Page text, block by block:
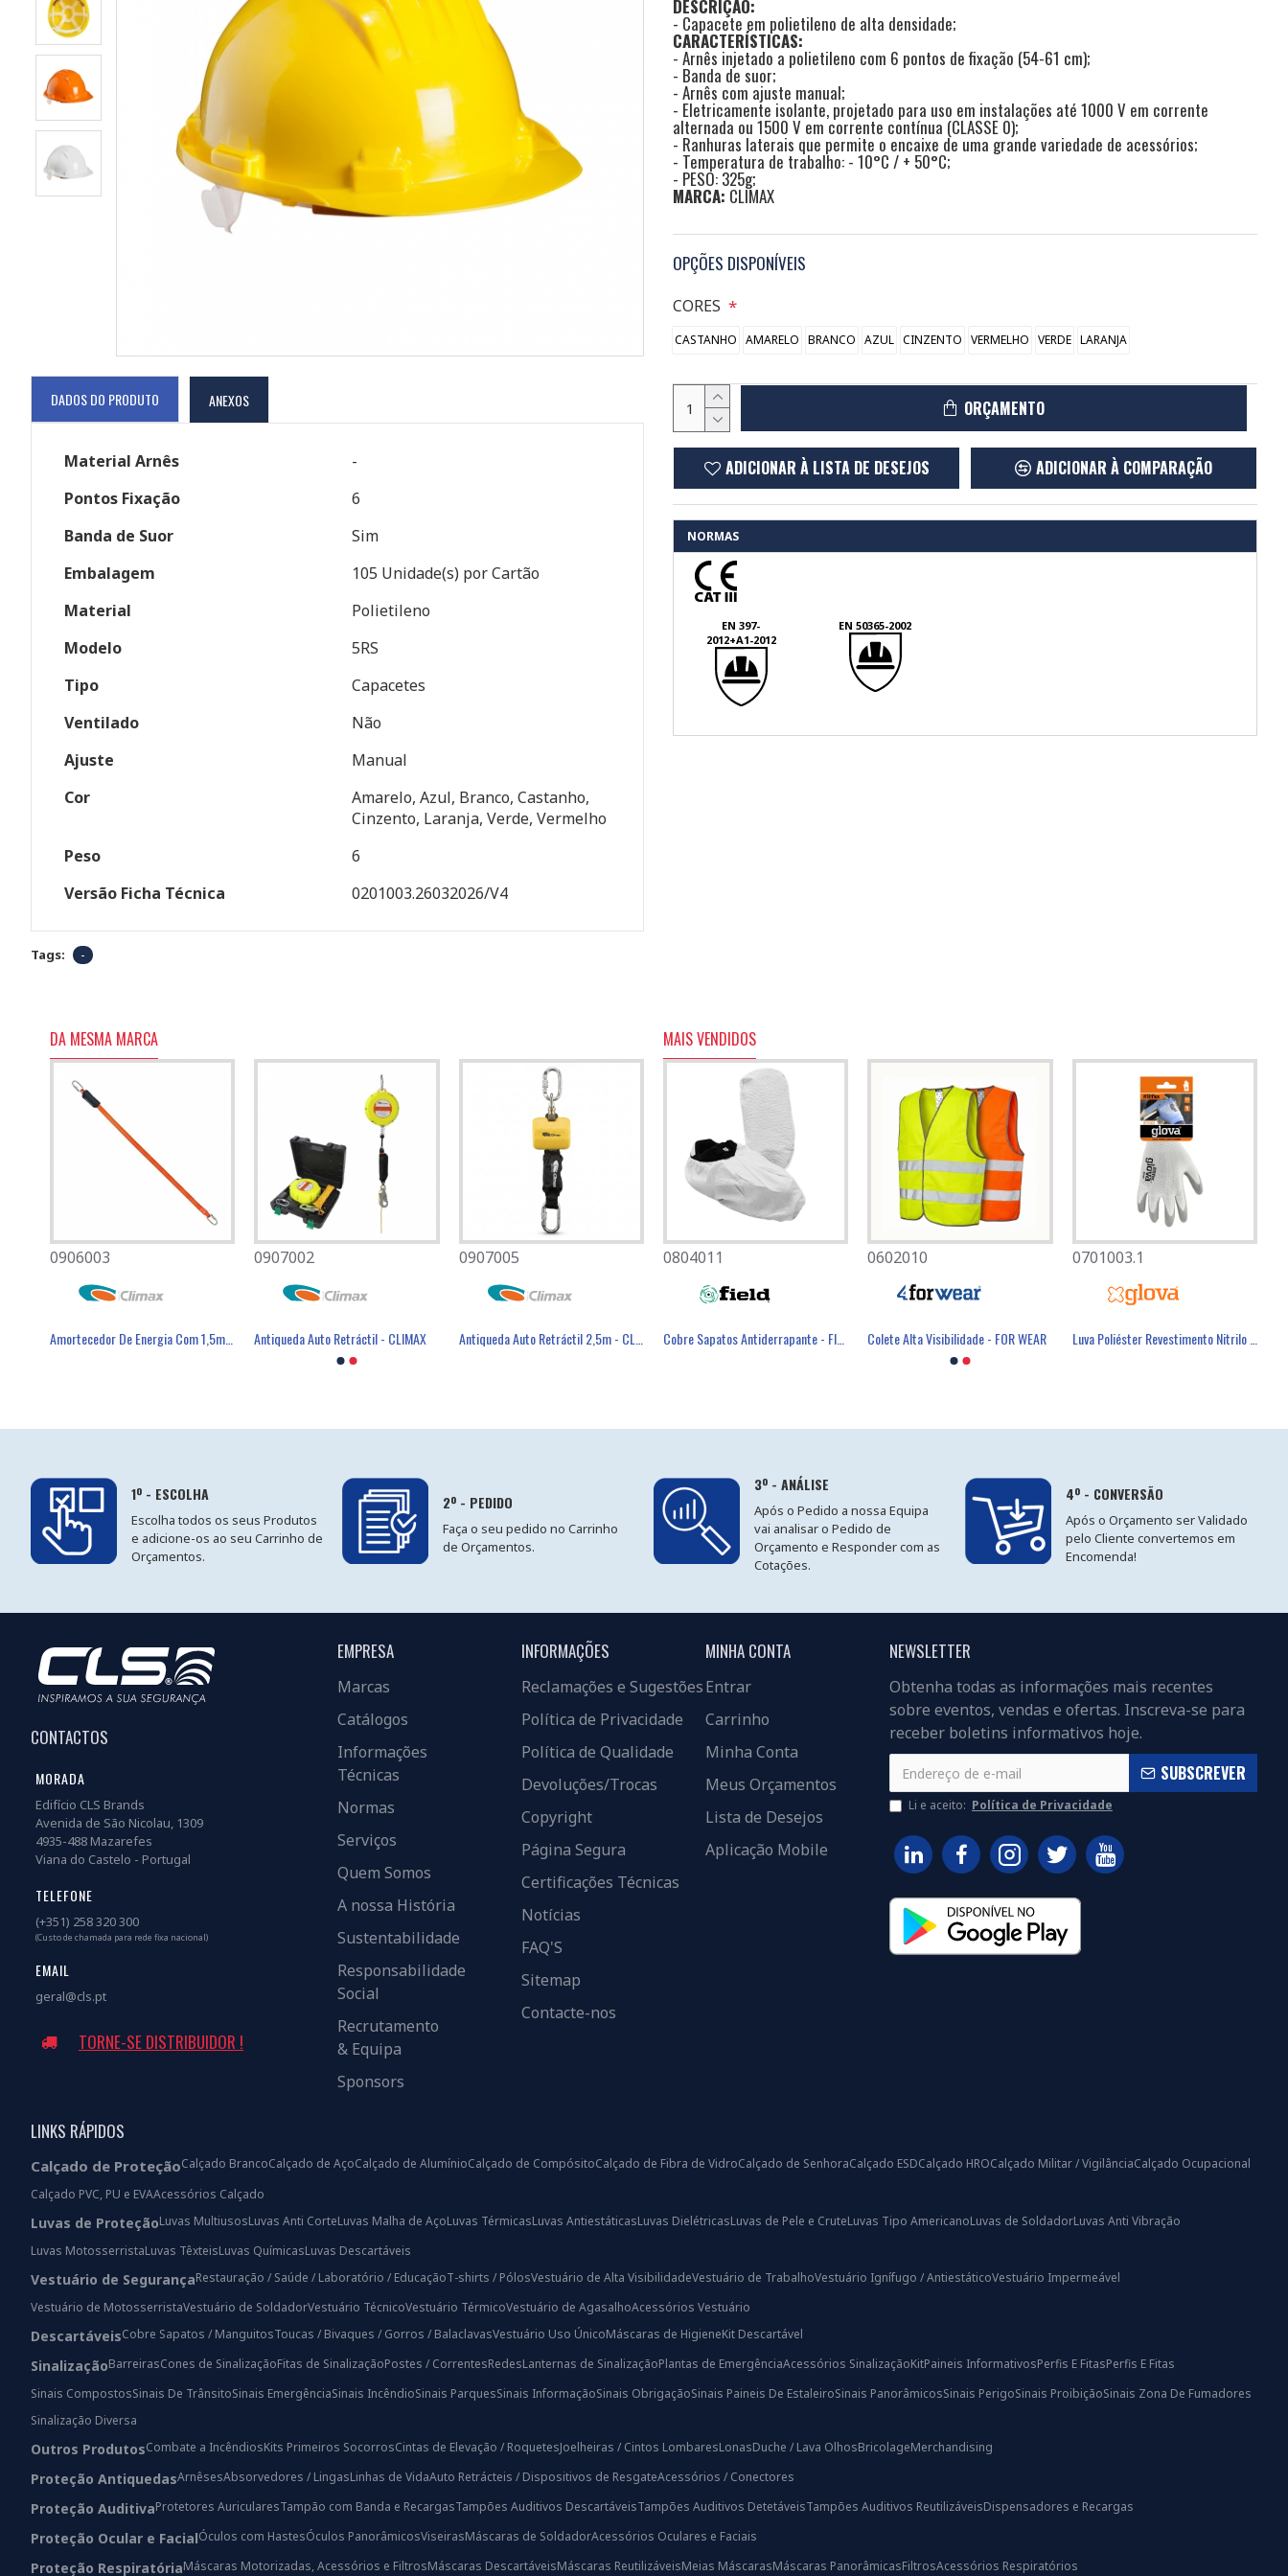
DADOS DO PRODUTO ANEXOS
Material Arnês
-
Pontos Fixação
6
Banda de Suor
Sim
Embalagem
105 Unidade(s) por Cartão
Material
Polietileno
Modelo
5RS
Tipo
Capacetes
Ventilado
Não
Ajuste
Manual
Cor
Amarelo, Azul, Branco, Castanho,
Cinzento, Laranja, Verde, Vermelho
Peso
6
Versão Ficha Técnica
0201003.26032026/V4
DESCRIÇÃO:
- Capacete em polietileno de alta densidade;
CARACTERÍSTICAS:
- Arnês injetado a polietileno com 6 pontos de fixação (54-61 cm);
- Banda de suor;
- Arnês com ajuste manual;
- Eletricamente isolante, projetado para uso em instalações até 1000 V em corrente
alternada ou 1500 V em corrente contínua (CLASSE 0);
- Ranhuras laterais que permite o encaixe de uma grande variedade de acessórios;
- Temperatura de trabalho: - 10°C / + 50°C;
- PESO: 325g;
MARCA: CLIMAX
OPÇÕES DISPONÍVEIS
CORES
CASTANHO AMARELO BRANCO AZUL CINZENTO VERMELHO VERDE LARANJA
ORÇAMENTO
ADICIONAR À LISTA DE DESEJOS ADICIONAR À COMPARAÇÃO
NORMAS
EN 397-
2012+A1-2012
EN 50365-2002
Tags: -
DA MESMA MARCA
0906003
Amortecedor De Energia Com 1,5m - CLIMAX
0907002
Antiqueda Auto Retráctil - CLIMAX
0907005
Antiqueda Auto Retráctil 2,5m - CLIMAX
MAIS VENDIDOS
0501080
Máscara Descartável FFP2 Com Válvula - FIELD
0701007 0501082
Máscara Descartável FFP3 Com Válvula - FIELD
0804011
Cobre Sapatos Antiderrapante - FIELD
0602010
Colete Alta Visibilidade - FOR WEAR
0701003.1
Luva Poliéster Revestimento Nitrilo Cinzento - GLOVA
1º - ESCOLHA
Escolha todos os seus Produtos
e adicione-os ao seu Carrinho de
Orçamentos.
2º - PEDIDO
Faça o seu pedido no Carrinho
de Orçamentos.
3º - ANÁLISE
Após o Pedido a nossa Equipa
vai analisar o Pedido de
Orçamento e Responder com as
Cotações.
4º - CONVERSÃO
Após o Orçamento ser Validado
pelo Cliente convertemos em
Encomenda!
CONTACTOS
MORADA
Edifício CLS Brands
Avenida de São Nicolau, 1309
4935-488 Mazarefes
Viana do Castelo - Portugal
TELEFONE
(+351) 258 320 300
(Custo de chamada para rede fixa nacional)
EMAIL
geral@cls.pt
TORNE-SE DISTRIBUIDOR !
EMPRESA
Marcas
Catálogos
Informações
Técnicas
Normas
Serviços
Quem Somos
A nossa História
Sustentabilidade
Responsabilidade
Social
Recrutamento
& Equipa
Sponsors
INFORMAÇÕES
Reclamações e Sugestões
Política de Privacidade
Política de Qualidade
Devoluções/Trocas
Copyright
Página Segura
Certificações Técnicas
Notícias
FAQ'S
Sitemap
Contacte-nos
MINHA CONTA
Entrar
Carrinho
Minha Conta
Meus Orçamentos
Lista de Desejos
Aplicação Mobile
NEWSLETTER
Obtenha todas as informações mais recentes
sobre eventos, vendas e ofertas. Inscreva-se para
receber boletins informativos hoje.
SUBSCREVER
Li e aceito: Política de Privacidade
LINKS RÁPIDOS
Calçado de ProteçãoCalçado BrancoCalçado de AçoCalçado de AlumínioCalçado de CompósitoCalçado de Fibra de VidroCalçado de SenhoraCalçado ESDCalçado HROCalçado Militar / VigilânciaCalçado Ocupacional
Calçado PVC, PU e EVAAcessórios Calçado
Luvas de ProteçãoLuvas MultiusosLuvas Anti CorteLuvas Malha de AçoLuvas TérmicasLuvas AntiestáticasLuvas DielétricasLuvas de Pele e CruteLuvas Tipo AmericanoLuvas de SoldadorLuvas Anti Vibração
Luvas MotosserristaLuvas TêxteisLuvas QuímicasLuvas Descartáveis
Vestuário de SegurançaRestauração / Saúde / Laboratório / EducaçãoT-shirts / PólosVestuário de Alta VisibilidadeVestuário de TrabalhoVestuário Ignífugo / AntiestáticoVestuário Impermeável
Vestuário de MotosserristaVestuário de SoldadorVestuário TécnicoVestuário TérmicoVestuário de AgasalhoAcessórios Vestuário
DescartáveisCobre Sapatos / ManguitosToucas / Bivaques / Gorros / BalaclavasVestuário Uso ÚnicoMáscaras de HigieneKit Descartável
SinalizaçãoBarreirasCones de SinalizaçãoFitas de SinalizaçãoPostes / CorrentesRedesLanternas de SinalizaçãoPlantas de EmergênciaAcessórios SinalizaçãoKitPaineis InformativosPerfis E FitasPerfis E Fitas
Sinais CompostosSinais De TrânsitoSinais EmergênciaSinais IncêndioSinais ParquesSinais InformaçãoSinais ObrigaçãoSinais Paineis De EstaleiroSinais PanorâmicosSinais PerigoSinais ProibiçãoSinais Zona De Fumadores
Sinalização Diversa
Outros ProdutosCombate a IncêndiosKits Primeiros SocorrosCintas de Elevação / RoquetesJoelheiras / Cintos LombaresLonasDuche / Lava OlhosBricolageMerchandising
Proteção AntiquedasArnêsesAbsorvedores / LingasLinhas de VidaAuto Retrácteis / Dispositivos de ResgateAcessórios / Conectores
Proteção AuditivaProtetores AuricularesTampão com Banda e RecargasTampões Auditivos DescartáveisTampões Auditivos DetetáveisTampões Auditivos ReutilizáveisDispensadores e Recargas
Proteção Ocular e FacialÓculos com HastesÓculos PanorâmicosViseirasMáscaras de SoldadorAcessórios Oculares e Faciais
Proteção RespiratóriaMáscaras Motorizadas, Acessórios e FiltrosMáscaras DescartáveisMáscaras ReutilizáveisMeias MáscarasMáscaras PanorâmicasFiltrosAcessórios Respiratórios